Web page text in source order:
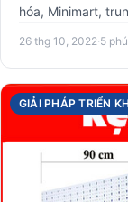
hóa, Minimart,
26 thg 10, 2022·5
GIẢI PHÁP TRIỂN